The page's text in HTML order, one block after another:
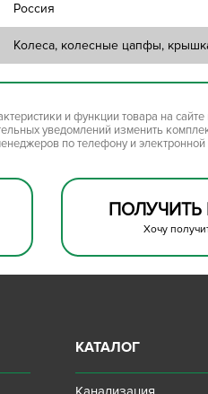
Россия
Колеса, колесные цапфы,
и функции товара на
уведомлений изменить
по телефону и
Хочу
КАТАЛОГ